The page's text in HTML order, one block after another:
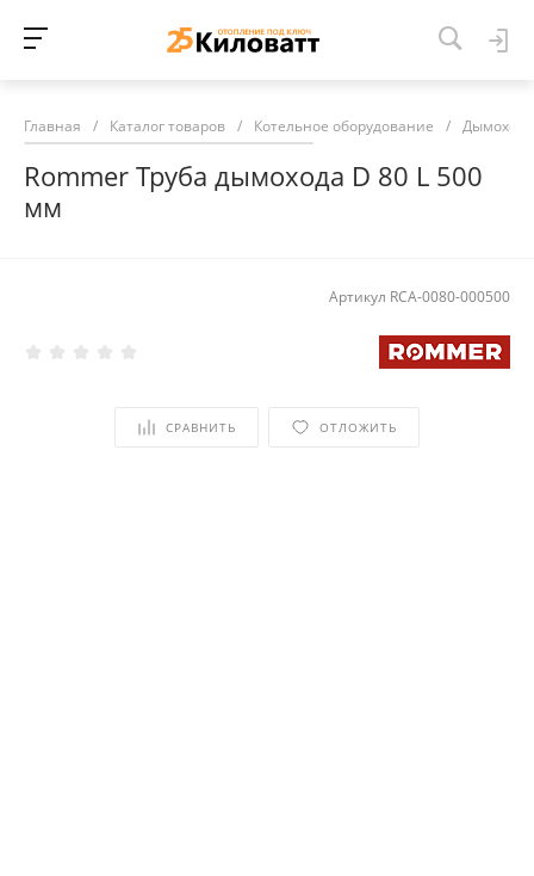
Главная / Каталог товаров / Котельное оборудование /
Rommer Труба дымохода D 80 L 500
мм
Артикул RCA-0080-000500
СРАВНИТЬ ОТЛОЖИТЬ